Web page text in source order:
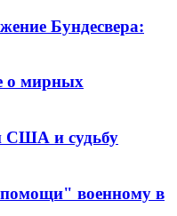
Бундесвера:
о мирных
США и судьбу
военному в